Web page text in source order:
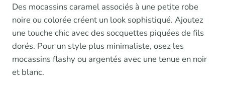
Des mocassins caramel associés à une petite robe
noire ou colorée créent un look sophistiqué. Ajoutez
une touche chic avec des socquettes piquées de fils
dorés. Pour un style plus minimaliste, osez les
mocassins flashy ou argentés avec une tenue en noir
et blanc.